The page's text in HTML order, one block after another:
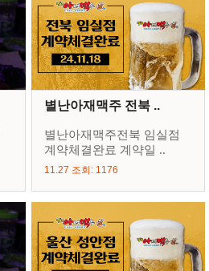
별난아재맥주 전북 ..
별난아재맥주전북 임실점
계약체결완료 계약일 ..
11.27 조회: 1176